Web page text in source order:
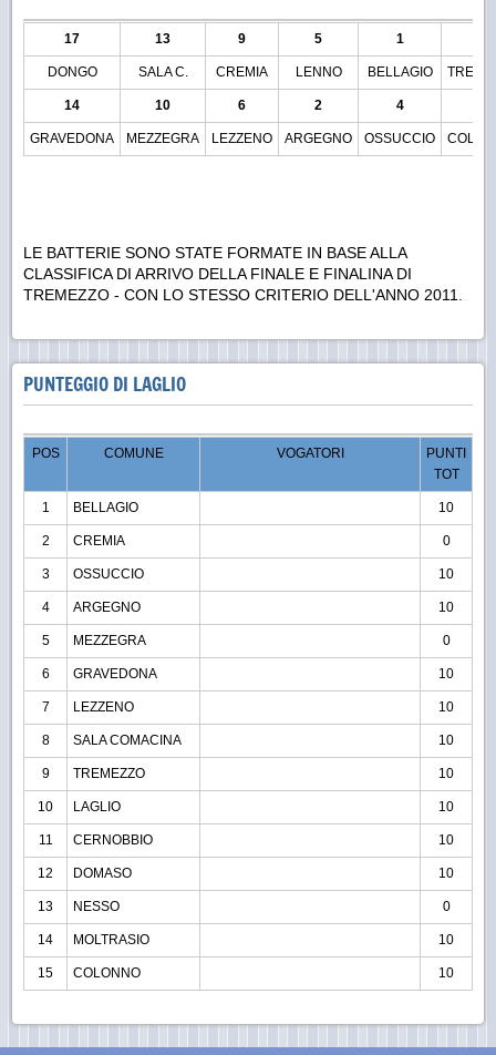
17 13 9 5 1
DONGO SALA C. CREMIA LENNO BELLAGIO
14 10 6 2 4
GRAVEDONA MEZZEGRA LEZZENO ARGEGNO OSSUCCIO
LE BATTERIE SONO STATE FORMATE IN BASE ALLA
CLASSIFICA DI ARRIVO DELLA FINALE E FINALINA DI
TREMEZZO - CON LO STESSO CRITERIO DELL'ANNO 2011.
PUNTEGGIO DI LAGLIO
POS COMUNE VOGATORI
PUNTI
TOT
1 BELLAGIO 10
2 CREMIA 0
3 OSSUCCIO 10
4 ARGEGNO 10
5 MEZZEGRA 0
6 GRAVEDONA 10
7 LEZZENO 10
8 SALA COMACINA 10
9 TREMEZZO 10
10 LAGLIO 10
11 CERNOBBIO 10
12 DOMASO 10
13 NESSO 0
14 MOLTRASIO 10
15 COLONNO 10